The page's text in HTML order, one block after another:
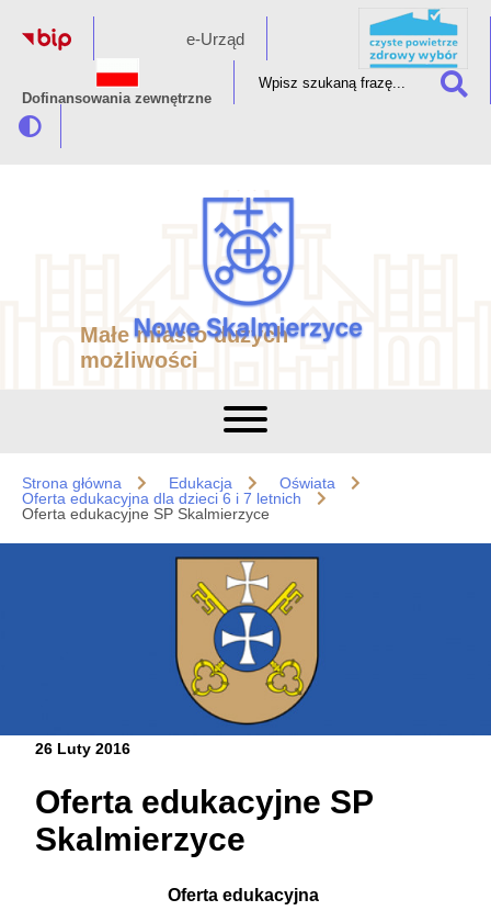
e-Urząd
Dofinansowania zewnętrzne
Małe miasto dużych
możliwości
Strona główna Edukacja
Oświata
Oferta edukacyjna dla dzieci 6 i 7 letnich
Oferta edukacyjne SP Skalmierzyce
26 Luty 2016
Oferta edukacyjne SP
Skalmierzyce
Oferta edukacyjna